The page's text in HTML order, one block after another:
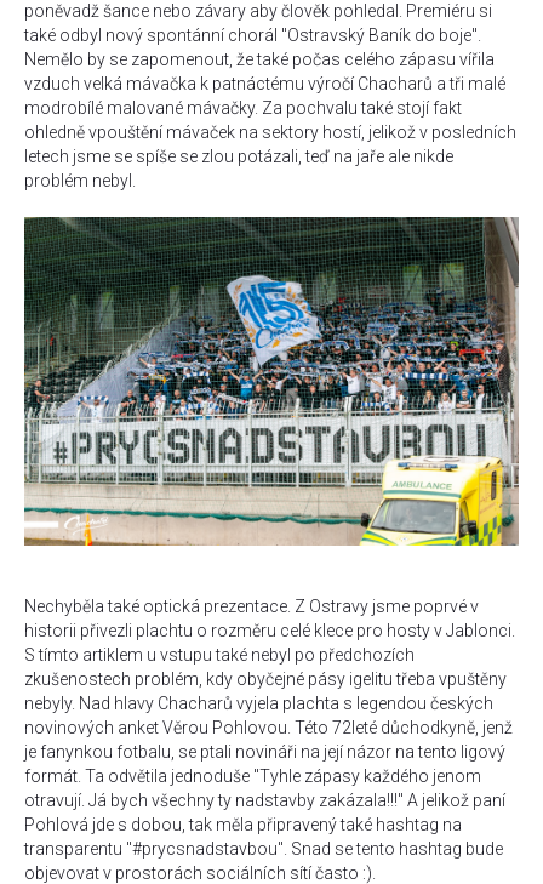
poněvadž šance nebo závary aby člověk pohledal. Premiéru si
také odbyl nový spontánní chorál "Ostravský Baník do boje".
Nemělo by se zapomenout, že také počas celého zápasu vířila
vzduch velká mávačka k patnáctému výročí Chacharů a tři malé
modrobílé malované mávačky. Za pochvalu také stojí fakt
ohledně vpouštění mávaček na sektory hostí, jelikož v posledních
letech jsme se spíše se zlou potázali, teď na jaře ale nikde
problém nebyl.
Nechyběla také optická prezentace. Z Ostravy jsme poprvé v
historii přivezli plachtu o rozměru celé klece pro hosty v Jablonci.
S tímto artiklem u vstupu také nebyl po předchozích
zkušenostech problém, kdy obyčejné pásy igelitu třeba vpuštěny
nebyly. Nad hlavy Chacharů vyjela plachta s legendou českých
novinových anket Věrou Pohlovou. Této 72leté důchodkyně, jenž
je fanynkou fotbalu, se ptali novináři na její názor na tento ligový
formát. Ta odvětila jednoduše "Tyhle zápasy každého jenom
otravují. Já bych všechny ty nadstavby zakázala!!!" A jelikož paní
Pohlová jde s dobou, tak měla připravený také hashtag na
transparentu "#prycsnadstavbou". Snad se tento hashtag bude
objevovat v prostorách sociálních sítí často :).